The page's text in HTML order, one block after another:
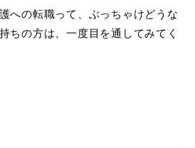
への転職って、ぶっちゃけどうな
ちの方は、一度目を通してみてく